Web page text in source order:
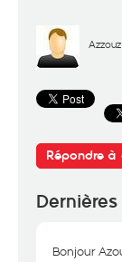
Azzouz
Répondre à
Bonjour